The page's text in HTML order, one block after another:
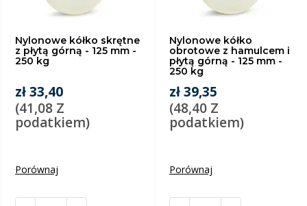
Nylonowe kółko skrętne
z płytą górną - 125 mm -
250 kg
zł 33,40
(41,08 Z
podatkiem)
Porównaj
Nylonowe kółko
obrotowe z hamulcem i
płytą górną - 125 mm -
250 kg
zł 39,35
(48,40 Z
podatkiem)
Porównaj